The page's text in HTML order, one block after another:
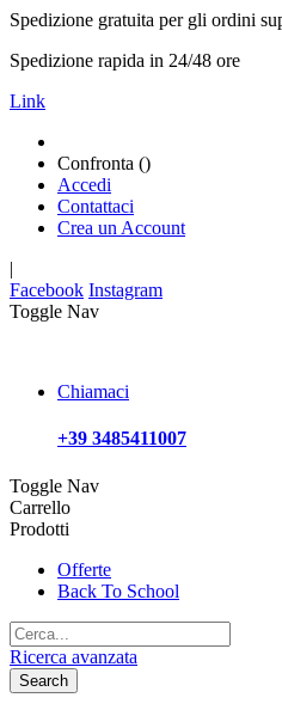
Spedizione gratuita per gli ordini
Spedizione rapida in 24/48 ore
Link
Confronta ()
Accedi
Contattaci
Crea un Account
|
Facebook Instagram
Toggle Nav
Chiamaci
+39 3485411007
Toggle Nav
Carrello
Prodotti
Offerte
Back To School
Ricerca avanzata
Search